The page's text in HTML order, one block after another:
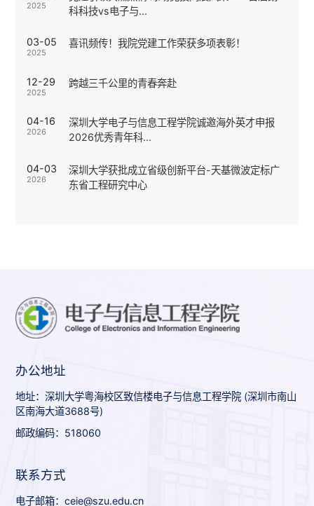
2025
科科技vs电子与...
03-05
2025
喜讯频传！我院党建工作荣获多项表彰！
12-29
2025
跨越三千公里的青春奔赴
04-16
2026
深圳大学电子与信息工程学院诚邀海外英才申报
2026优秀青年科...
04-03
2026
深圳大学获批成立省级创新平台-天基微波定标广
东省工程研究中心
办公地址
地址：深圳大学粤海校区致信楼电子与信息工程学院 (深圳市南山
区南海大道3688号)
邮政编码：518060
联系方式
电子邮箱：ceie@szu.edu.cn